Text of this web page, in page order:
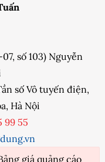
số 103) Nguyễn
số Vô tuyến điện,
Hà Nội
99 55
giá quảng cáo